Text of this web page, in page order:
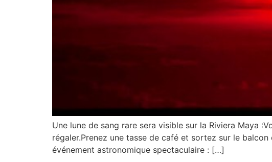
Une lune de sang rare sera visible sur la Riviera Maya
régaler.Prenez une tasse de café et sortez sur le
événement astronomique spectaculaire : […]